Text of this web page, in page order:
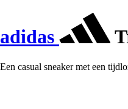
adidas
Een casual sneaker met een